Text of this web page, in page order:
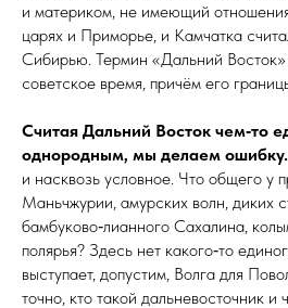
и материком, не имеющий
царях и Приморье, и Камчатка
Сибирью. Термин «Дальний Восток»
советское время, причём его
Считая Дальний Восток чем‑то
однородным, мы делаем ошибку.
и насквозь условное. Что общего у
Маньчжурии, амурских волн, диких
бамбуково‑лианного Сахалина,
по­лярья? Здесь нет какого‑то
выступает, допустим, Волга для
точно, кто такой дальневосточник и